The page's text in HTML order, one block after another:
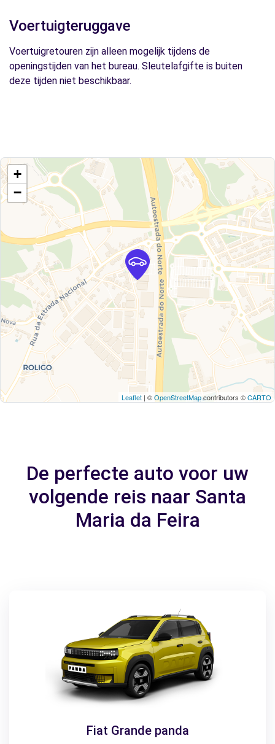
Voertuigteruggave
Voertuigretouren zijn alleen mogelijk tijdens de
openingstijden van het bureau. Sleutelafgifte is buiten
deze tijden niet beschikbaar.
+
−
Leaflet | ©OpenStreetMapcontributors ©CARTO
De perfecte auto voor uw
volgende reis naar Santa
Maria da Feira
Fiat Grande panda